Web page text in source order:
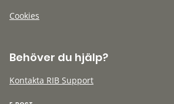
Cookies
Behöver du hjälp?
Kontakta RIB Support